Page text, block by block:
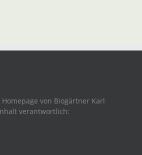
von Biogärtner Karl
verantwortlich: